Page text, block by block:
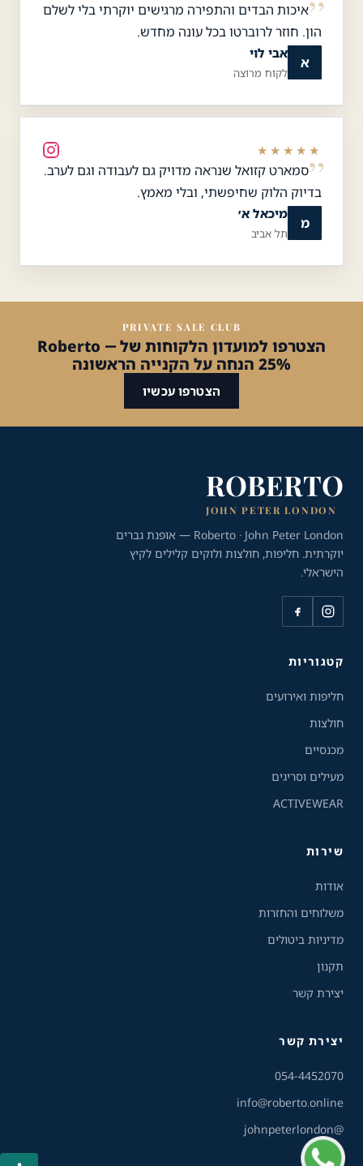
איכות הבדים והתפירה מרגישים יוקרתי בלי לשלם
הון. חוזר לרוברטו בכל עונה מחדש.
א
אבי לוי
לקוח מרוצה
★★★★★
סמארט קזואל שנראה מדויק גם לעבודה וגם לערב.
בדיוק הלוק שחיפשתי, ובלי מאמץ.
מ
מיכאל א׳
תל אביב
PRIVATE SALE CLUB
הצטרפו למועדון הלקוחות של Roberto —
25% הנחה על הקנייה הראשונה
הצטרפו עכשיו
ROBERTO
JOHN PETER LONDON
Roberto · John Peter London — אופנת גברים
יוקרתית. חליפות, חולצות ולוקים קלילים לקיץ
הישראלי.
קטגוריות
חליפות ואירועים
חולצות
מכנסיים
מעילים וסריגים
ACTIVEWEAR
שירות
אודות
משלוחים והחזרות
מדיניות ביטולים
תקנון
יצירת קשר
יצירת קשר
054-4452070
info@roberto.online
@johnpeterlondon
כלי נגישות
גודל טקסט
A-
שירות הלקוחות והמכירות